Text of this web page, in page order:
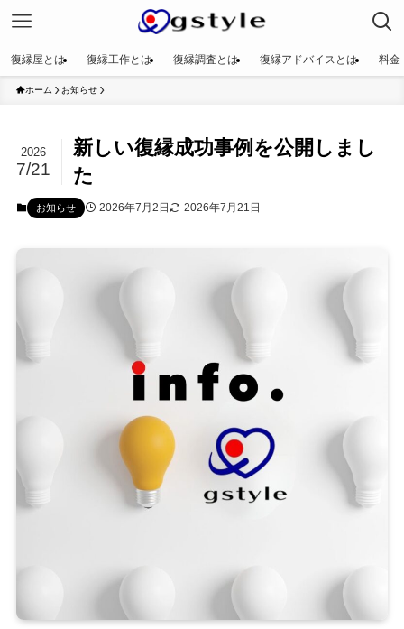
復縁屋とは 復縁工作とは 復縁調査とは 復縁アドバイスとは 料金
ホーム お知らせ
新しい復縁成功事例を公開しまし
た
2026
7/21
お知らせ 2026年7月2日 2026年7月21日